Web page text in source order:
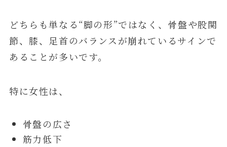
どちらも単なる“脚の形”ではなく、骨盤や股関
節、膝、足首のバランスが崩れているサインで
あることが多いです。
特に女性は、
骨盤の広さ
筋力低下